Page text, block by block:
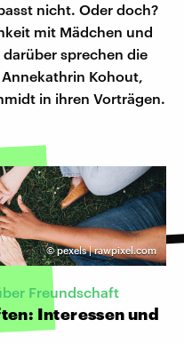
nicht. Oder doch?
mit Mädchen und
sprechen die
Kohout,
in ihren Vorträgen.
©pexels | rawpixel.com
Freundschaft
Interessen und